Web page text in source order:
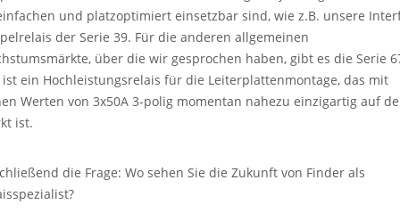
und platzoptimiert einsetzbar sind, wie z.B. unsere
der Serie 39. Für die anderen allgemeinen
über die wir gesprochen haben, gibt es die Serie
ist ein Hochleistungsrelais für die Leiterplattenmontage, das mit
Werten von 3x50A 3-polig momentan nahezu einzigartig auf
ist.
die Frage: Wo sehen Sie die Zukunft von Finder als